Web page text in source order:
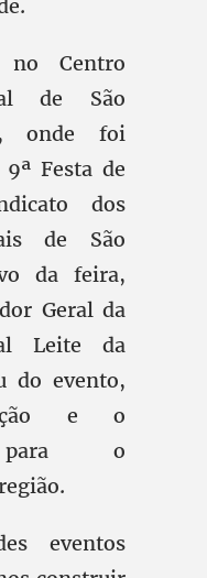
no Centro
de São
onde foi
Festa de
dos
de São
da feira,
Geral da
Leite da
do evento,
e o
para o
eventos